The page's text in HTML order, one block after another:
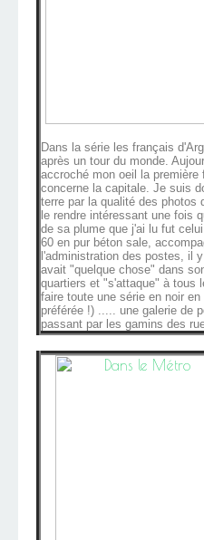
Dans la série les français
après un tour du monde.
accroché mon oeil la
concerne la capitale. Je suis
terre par la qualité des photos
le rendre intéressant une fois
de sa plume que j'ai lu fut
60 en pur béton sale,
l'administration des postes, il
avait "quelque chose" dans
quartiers et "s'attaque" à tous
faire toute une série en noir
préférée !) ..... une galerie de
passant par les gamins des